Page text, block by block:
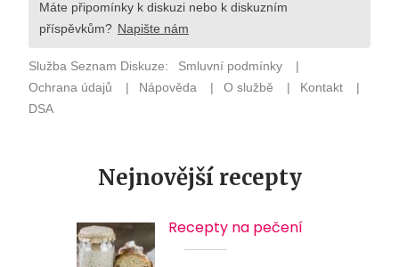
Nejnovější recepty
Recepty na pečení